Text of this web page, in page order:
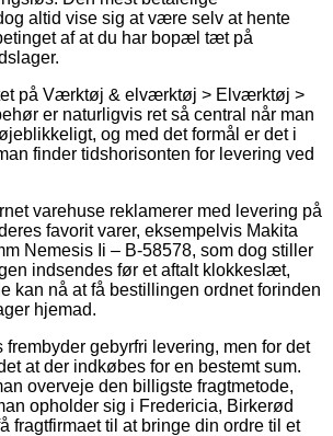
altid vise sig at være selv at hente
af at du har bopæl tæt på
på Værktøj & elværktøj > Elværktøj >
er naturligvis ret så central når man
og med det formål er det i
finder tidshorisonten for levering ved
varehuse reklamerer med levering på
favorit varer, eksempelvis Makita
Nemesis Ii – B-58578, som dog stiller
indsendes før et aftalt klokkeslæt,
kan nå at få bestillingen ordnet forinden
hjemad.
gebyrfri levering, men for det
at der indkøbes for en bestemt sum.
overveje den billigste fragtmetode,
opholder sig i Fredericia, Birkerød
fragtfirmaet til at bringe din ordre til et